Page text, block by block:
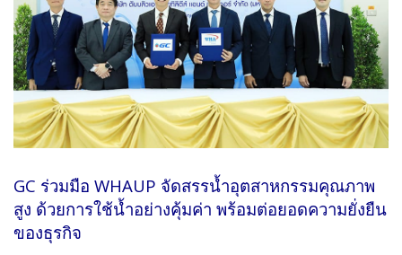
GC ร่วมมือ WHAUP จัดสรรน้ำอุตสาหกรรมคุณภาพ
สูง ด้วยการใช้น้ำอย่างคุ้มค่า พร้อมต่อยอดความยั่งยืน
ของธุรกิจ